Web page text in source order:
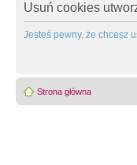
Usuń cookies
Jesteś pewny, że chcesz
Strona główna